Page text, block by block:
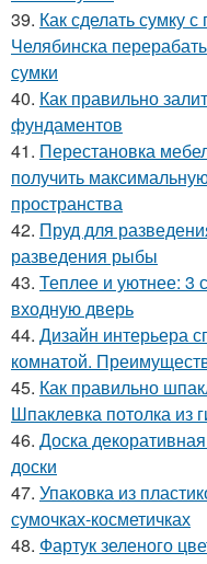
39. Как сделать сумку
Челябинска
сумки
40. Как правильно
фундаментов
41. Перестановка
получить
пространства
42. Пруд для
разведения рыбы
43. Теплее и уютнее: 3
входную дверь
44. Дизайн интерьера
комнатой.
45. Как правильно
Шпаклевка потолка из
46. Доска
доски
47. Упаковка из
сумочках-косметичках
48. Фартук зеленого